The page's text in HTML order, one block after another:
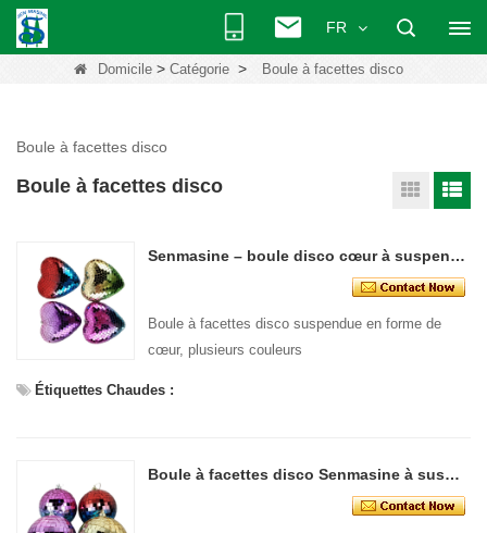
FR
Domicile> Catégorie> Boule à facettes disco
Boule à facettes disco
Boule à facettes disco
Senmasine – boule disco cœur à suspendre, plusieurs couleurs, 11cm, 13.5cm, décoration de fête, festival
Boule à facettes disco suspendue en forme de
cœur, plusieurs couleurs
Étiquettes Chaudes :
Boule à facettes disco Senmasine à suspendre Plusieurs couleurs Forme ronde 7,5 cm 9,5 cm 10 cm 12 cm 15 cm 20 cm 30 cm